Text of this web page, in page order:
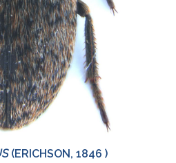
(ERICHSON, 1846 )